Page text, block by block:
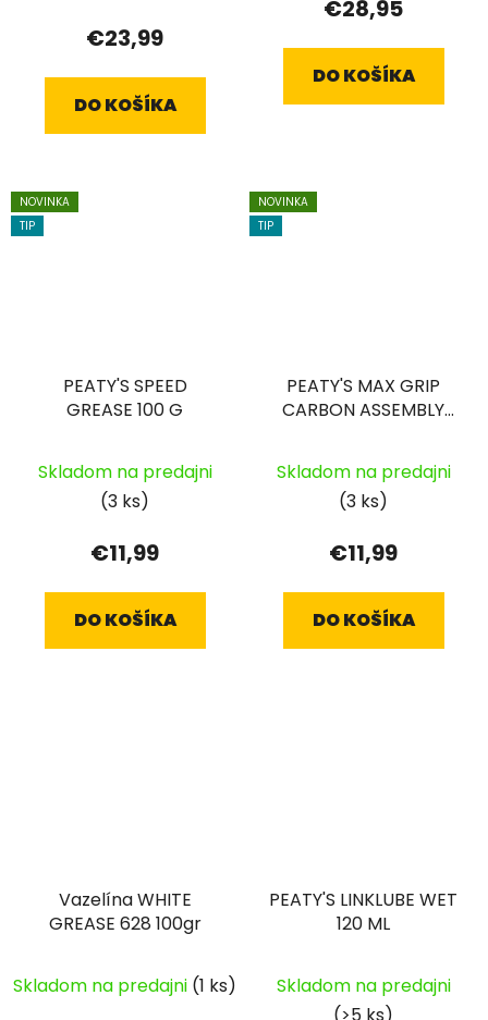
€23,99
DO KOŠÍKA
€28,95
DO KOŠÍKA
NOVINKA
TIP
PEATY'S SPEED
GREASE 100 G
Skladom na predajni
(3 ks)
€11,99
DO KOŠÍKA
NOVINKA
TIP
PEATY'S MAX GRIP
CARBON ASSEMBLY
Skladom na predajni
(3 ks)
€11,99
DO KOŠÍKA
Vazelína WHITE
GREASE 628 100gr
Skladom na predajni (1 ks)
PEATY'S LINKLUBE WET
120 ML
Skladom na predajni